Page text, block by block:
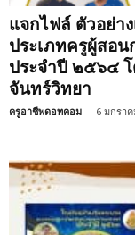
แจกไฟล์ ตัวอย่า
ประเภทครูผู้สอน
ประจำปี ๒๕๖๔
จันทร์วิทยา
ครูอาชีพดอทคอม - 6 มกรา